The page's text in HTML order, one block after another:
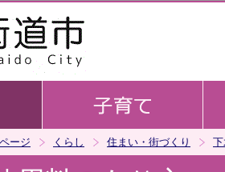
ージ くらし 住まい・街づくり